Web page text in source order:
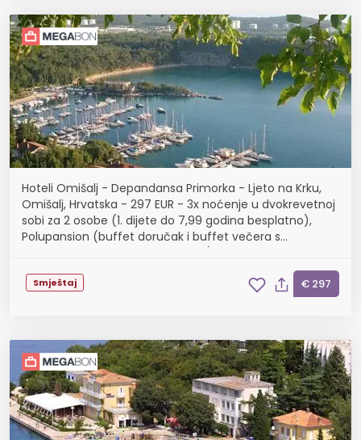
Hoteli Omišalj - Depandansa Primorka - Ljeto na Krku,
Omišalj, Hrvatska - 297 EUR - 3x noćenje u dvokrevetnoj
sobi za 2 osobe (1. dijete do 7,99 godina besplatno),
Polupansion (buffet doručak i buffet večera s
Smještaj € 297